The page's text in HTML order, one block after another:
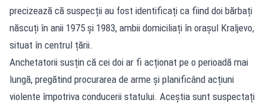
precizează că suspecții au fost identificați ca fiind doi bărbați
născuți în anii 1975 și 1983, ambii domiciliați în orașul Kraljevo,
situat în centrul țării.
Anchetatorii susțin că cei doi ar fi acționat pe o perioadă mai
lungă, pregătind procurarea de arme și planificând acțiuni
violente împotriva conducerii statului. Aceștia sunt suspectați